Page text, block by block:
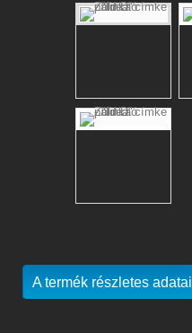
A termék részletes adatai